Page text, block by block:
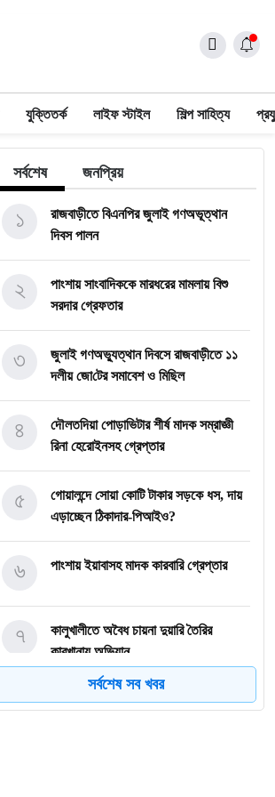
যুক্তিতর্ক লাইফ স্টাইল শিল্প সাহিত্য
সর্বশেষ জনপ্রিয়
রাজবাড়ীতে বিএন‌পির জুলাই গণঅভূত্থান
দিবস পালন
১
পাংশায় সাংবাদিককে মারধরের মামলায় বিশু
সরদার গ্রেফতার
২
জুলাই গণঅভ্যুত্থান দিবসে রাজবাড়ীতে ১১
দলীয় জো‌টের সমাবেশ ও মি‌ছিল
৩
দৌলতদিয়া পোড়াভিটার শীর্ষ মাদক সম্রাজ্ঞী
রিনা হেরোইনসহ গ্রেপ্তার
৪
গোয়ালন্দে সোয়া কোটি টাকার সড়কে ধস, দায়
এড়াচ্ছেন ঠিকাদার-পিআইও?
৫
পাংশায় ইয়াবাসহ মাদক কারবারি গ্রেপ্তার
৬
কালুখালীতে অবৈধ চায়না দুয়ারি তৈরির
কারখানায় অভিযান
৭
গোয়ালন্দের নবাগত ইউএনও সাইফুল হুদার
৮
সর্বশেষ সব খবর